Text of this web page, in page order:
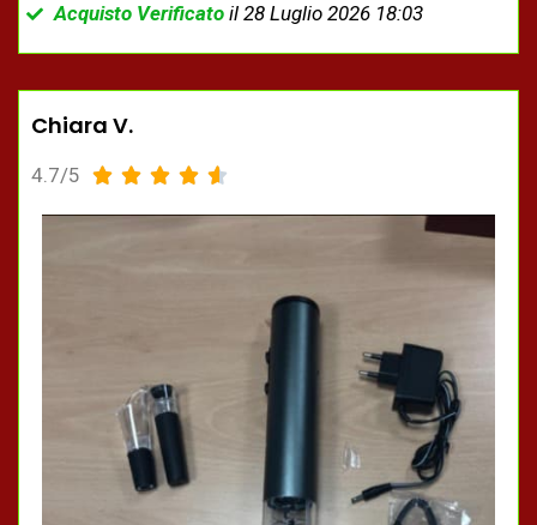
Acquisto Verificatoil 28 Luglio 2026 18:03
Chiara V.
4.7/5     